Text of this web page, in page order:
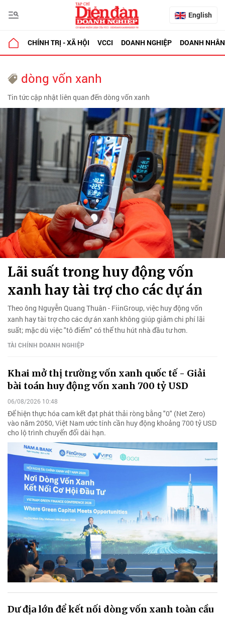
English
CHÍNH TRỊ - XÃ HỘI VCCI DOANH NGHIỆP DOANH NHÂN
dòng vốn xanh
Tin tức cập nhật liên quan đến dòng vốn xanh
Lãi suất trong huy động vốn
xanh hay tài trợ cho các dự án
Theo ông Nguyễn Quang Thuân - FiinGroup, việc huy động vốn
xanh hay tài trợ cho các dự án xanh không giúp giảm chi phí lãi
suất; mặc dù việc "tô điểm" có thể thu hút nhà đầu tư hơn.
TÀI CHÍNH DOANH NGHIỆP
Khai mở thị trường vốn xanh quốc tế - Giải
bài toán huy động vốn xanh 700 tỷ USD
06/08/2026 10:48
Để hiện thực hóa cam kết đạt phát thải ròng bằng "0" (Net Zero)
vào năm 2050, Việt Nam ước tính cần huy động khoảng 700 tỷ USD
cho lộ trình chuyển đổi dài hạn.
Dư địa lớn để kết nối dòng vốn xanh toàn cầu